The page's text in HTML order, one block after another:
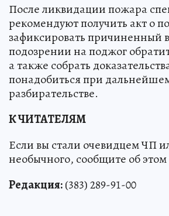
После ликвидации пожара
рекомендуют получить акт о
зафиксировать причиненный
подозрении на поджог
а также собрать
понадобиться при
разбирательстве.
К ЧИТАТЕЛЯМ
Если вы стали очевидцем ЧП
необычного, сообщите об
Редакция:(383) 289-91-00